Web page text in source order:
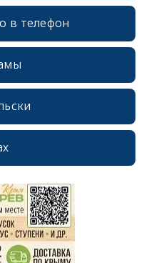
в телефон
erid: 2SDnjcrDNw6
erid: 2SDnjdPjgYS